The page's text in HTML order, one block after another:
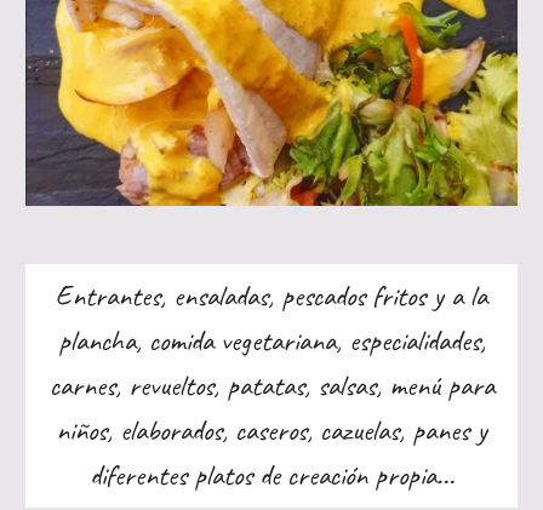
Entrantes, ensaladas, pescados fritos y a la
plancha, comida vegetariana, especialidades,
carnes, revueltos, patatas, salsas, menú para
niños, elaborados, caseros, cazuelas, panes y
diferentes platos de creación propia...